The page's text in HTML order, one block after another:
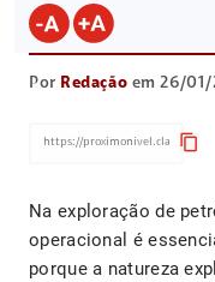
Por Redação em 26/01/
content_copy
Na exploração de
operacional é
porque a natureza